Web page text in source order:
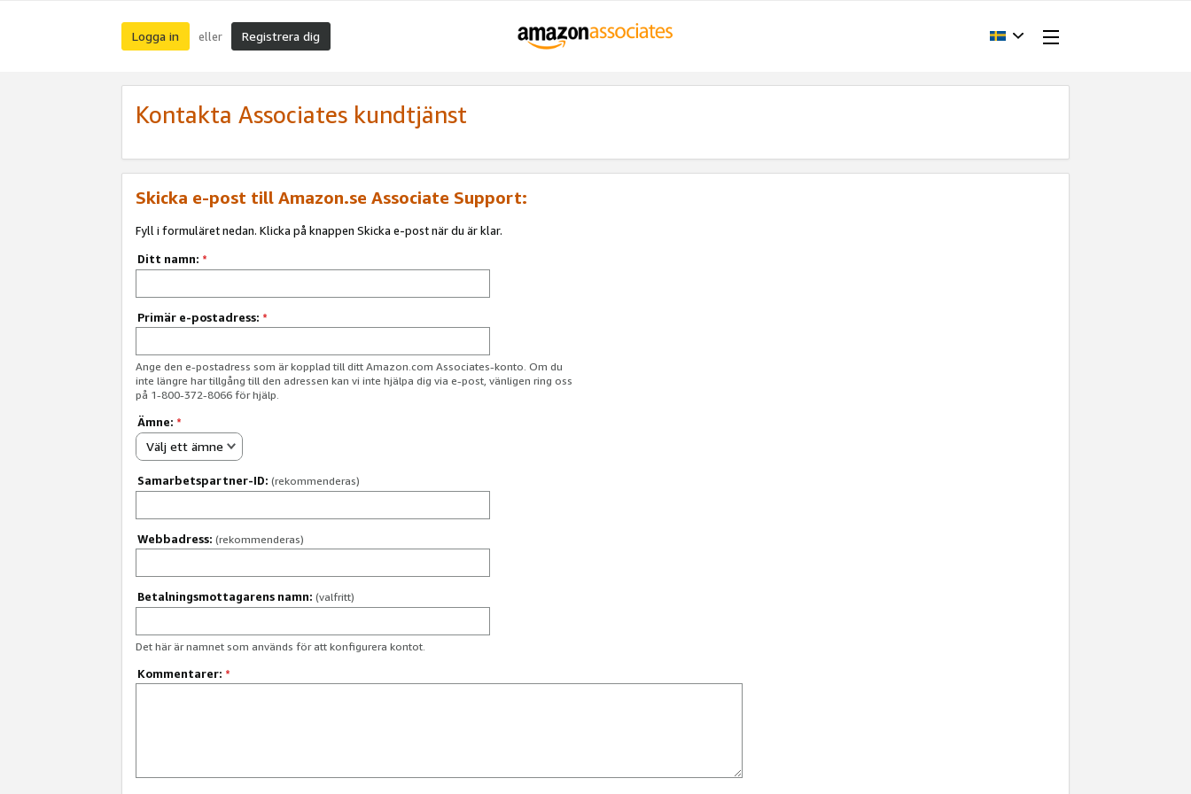
Logga in eller Registrera dig
Kontakta Associates kundtjänst
Skicka e-post till Amazon.se Associate Support:
Fyll i formuläret nedan. Klicka på knappen Skicka e-post när du är klar.
Ditt namn: *
Primär e-postadress: *
Ange den e-postadress som är kopplad till ditt Amazon.com Associates-konto. Om du
inte längre har tillgång till den adressen kan vi inte hjälpa dig via e-post, vänligen ring oss
på 1-800-372-8066 för hjälp.
Ämne: *
Välj ett ämne
Samarbetspartner-ID: (rekommenderas)
Webbadress: (rekommenderas)
Betalningsmottagarens namn: (valfritt)
Det här är namnet som används för att konfigurera kontot.
Kommentarer: *